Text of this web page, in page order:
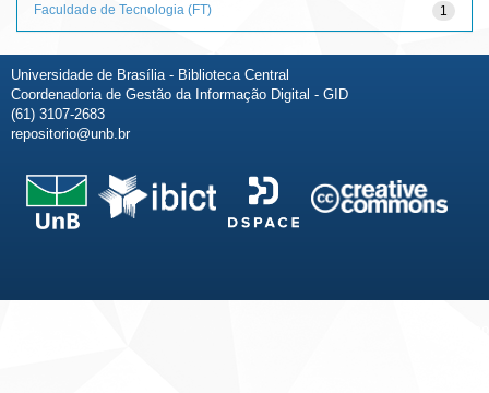
1
Faculdade de Tecnologia (FT)
Universidade de Brasília - Biblioteca Central
Coordenadoria de Gestão da Informação Digital - GID
(61) 3107-2683
repositorio@unb.br